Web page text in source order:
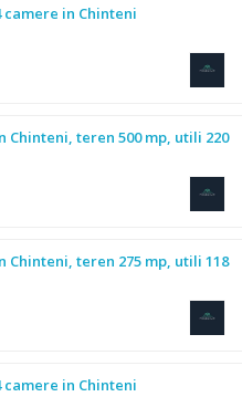
in Chinteni
Chinteni, teren 500 mp, utili 220
Chinteni, teren 275 mp, utili 118
in Chinteni